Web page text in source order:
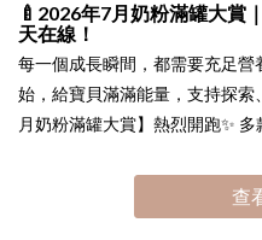
🍼2026年7月奶粉滿罐大賞
天在線！
每一個成長瞬間，都需要充足營
始，給寶貝滿滿能量，支持探
月奶粉滿罐大賞】熱烈開跑✨
成長需求。 天天營養不間斷，陪
查